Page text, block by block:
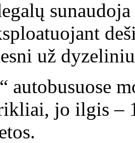
už
autobusuose
jo ilgis –